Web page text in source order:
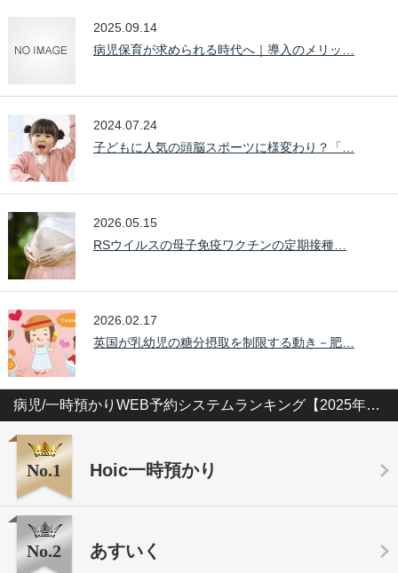
2025.09.14
病児保育が求められる時代へ｜導入のメリッ…
2024.07.24
子どもに人気の頭脳スポーツに様変わり？「…
2026.05.15
RSウイルスの母子免疫ワクチンの定期接種…
2026.02.17
英国が乳幼児の糖分摂取を制限する動き－肥…
病児/一時預かりWEB予約システムランキング【2025年版】
No.1 Hoic一時預かり
No.2 あすいく